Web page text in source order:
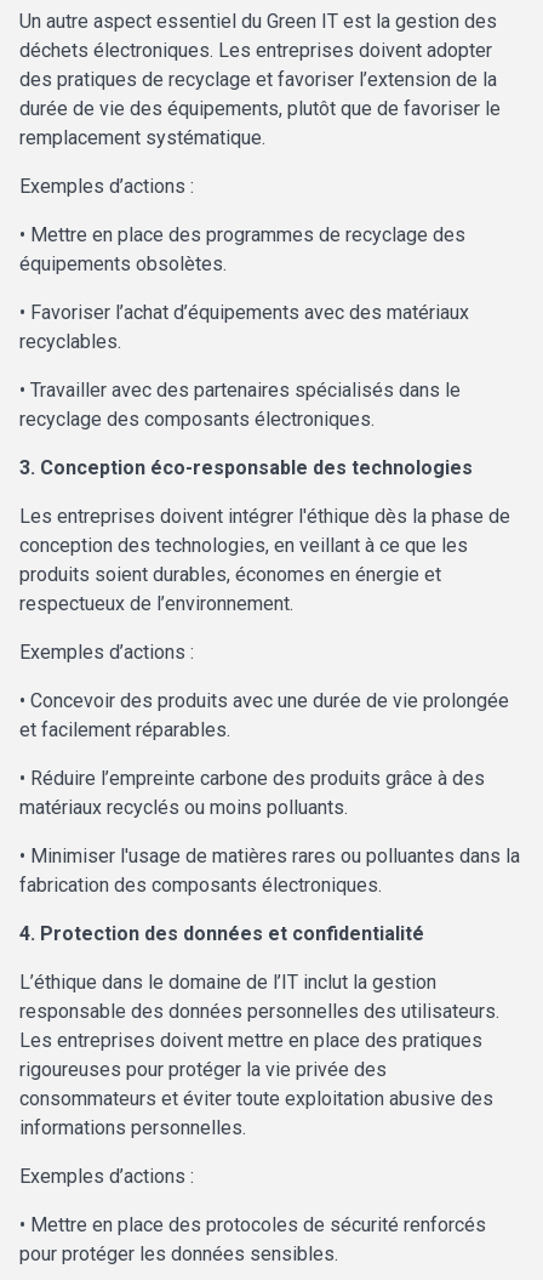
Un autre aspect essentiel du Green IT est la gestion des
déchets électroniques. Les entreprises doivent adopter
des pratiques de recyclage et favoriser l’extension de la
durée de vie des équipements, plutôt que de favoriser le
remplacement systématique.
Exemples d’actions :
• Mettre en place des programmes de recyclage des
équipements obsolètes.
• Favoriser l’achat d’équipements avec des matériaux
recyclables.
• Travailler avec des partenaires spécialisés dans le
recyclage des composants électroniques.
3. Conception éco-responsable des technologies
Les entreprises doivent intégrer l'éthique dès la phase de
conception des technologies, en veillant à ce que les
produits soient durables, économes en énergie et
respectueux de l’environnement.
Exemples d’actions :
• Concevoir des produits avec une durée de vie prolongée
et facilement réparables.
• Réduire l’empreinte carbone des produits grâce à des
matériaux recyclés ou moins polluants.
• Minimiser l'usage de matières rares ou polluantes dans la
fabrication des composants électroniques.
4. Protection des données et confidentialité
L’éthique dans le domaine de l’IT inclut la gestion
responsable des données personnelles des utilisateurs.
Les entreprises doivent mettre en place des pratiques
rigoureuses pour protéger la vie privée des
consommateurs et éviter toute exploitation abusive des
informations personnelles.
Exemples d’actions :
• Mettre en place des protocoles de sécurité renforcés
pour protéger les données sensibles.